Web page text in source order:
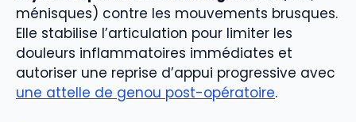
ménisques) contre les mouvements brusques.
Elle stabilise l’articulation pour limiter les
douleurs inflammatoires immédiates et
autoriser une reprise d’appui progressive avec
une attelle de genou post-opératoire.